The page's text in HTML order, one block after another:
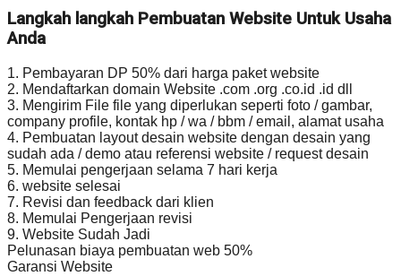
Langkah langkah Pembuatan Website Untuk Usaha
Anda
1. Pembayaran DP 50% dari harga paket website
2. Mendaftarkan domain Website .com .org .co.id .id dll
3. Mengirim File file yang diperlukan seperti foto / gambar,
company profile, kontak hp / wa / bbm / email, alamat usaha
4. Pembuatan layout desain website dengan desain yang
sudah ada / demo atau referensi website / request desain
5. Memulai pengerjaan selama 7 hari kerja
6. website selesai
7. Revisi dan feedback dari klien
8. Memulai Pengerjaan revisi
9. Website Sudah Jadi
Pelunasan biaya pembuatan web 50%
Garansi Website